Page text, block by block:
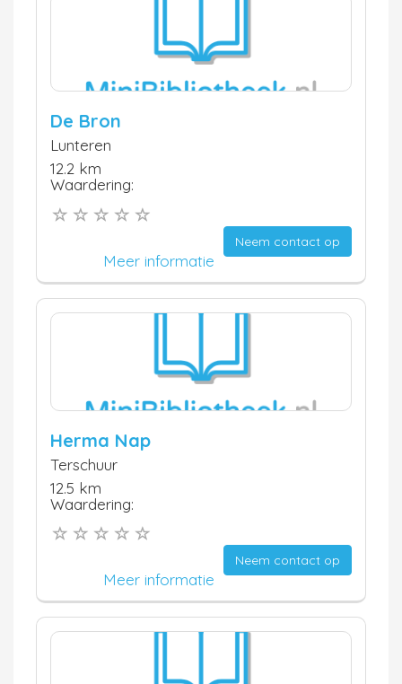
De Bron
Lunteren
12.2 km
Waardering:
Neem contact op
Meer informatie
Herma Nap
Terschuur
12.5 km
Waardering:
Neem contact op
Meer informatie